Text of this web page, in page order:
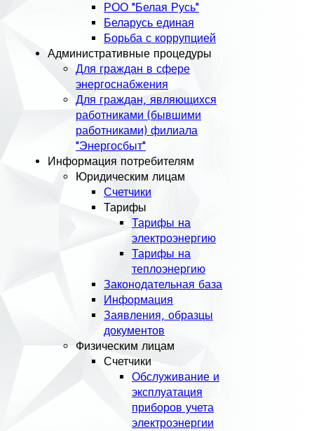
РОО "Белая Русь"
Беларусь единая
Борьба с коррупцией
Административные процедуры
Для граждан в сфере
энергоснабжения
Для граждан, являющихся
работниками (бывшими
работниками) филиала
"Энергосбыт"
Информация потребителям
Юридическим лицам
Счетчики
Тарифы
Тарифы на
электроэнергию
Тарифы на
теплоэнергию
Законодательная база
Информация
Заявления, образцы
документов
Физическим лицам
Счетчики
Обслуживание и
эксплуатация
приборов учета
электроэнергии